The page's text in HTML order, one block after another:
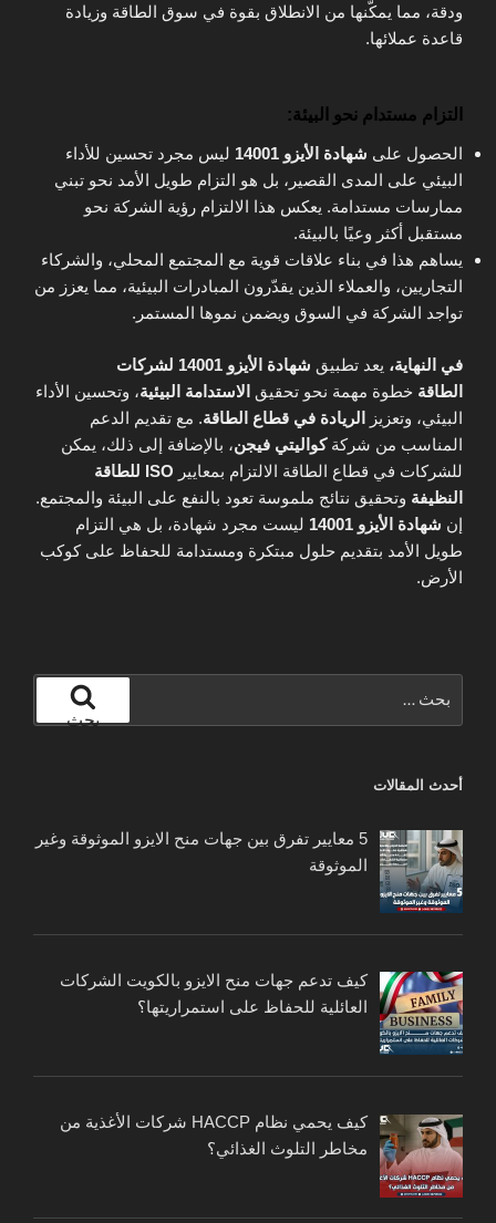
ودقة، مما يمكّنها من الانطلاق بقوة في سوق الطاقة وزيادة
قاعدة عملائها.
التزام مستدام نحو البيئة:
الحصول على شهادة الأيزو 14001
ليس مجرد تحسين للأداء
البيئي على المدى القصير، بل هو التزام طويل الأمد نحو تبني
ممارسات مستدامة. يعكس هذا الالتزام رؤية الشركة نحو
مستقبل أكثر وعيًا بالبيئة.
يساهم هذا في بناء علاقات قوية مع المجتمع المحلي، والشركاء
التجاريين، والعملاء الذين يقدّرون المبادرات البيئية، مما يعزز من
تواجد الشركة في السوق ويضمن نموها المستمر.
في النهاية، يعد تطبيق
شهادة الأيزو 14001 لشركات
الطاقة خطوة مهمة نحو تحقيق الاستدامة البيئية، وتحسين الأداء
البيئي، وتعزيز
الريادة في قطاع الطاقة. مع تقديم الدعم
المناسب من شركةكواليتي فيجن، بالإضافة إلى ذلك، يمكن
للشركات في قطاع الطاقة الالتزام بمعايير
ISO للطاقة
النظيفة وتحقيق نتائج ملموسة تعود بالنفع على البيئة والمجتمع.
إن شهادة الأيزو 14001
ليست مجرد شهادة، بل هي التزام
طويل الأمد بتقديم حلول مبتكرة ومستدامة للحفاظ على كوكب
الأرض.
عن:
بحث
أحدث المقالات
5 معايير تفرق بين جهات منح الايزو الموثوقة وغير
الموثوقة
كيف تدعم جهات منح الايزو بالكويت الشركات
العائلية للحفاظ على استمراريتها؟
كيف يحمي نظام HACCP شركات الأغذية من
مخاطر التلوث الغذائي؟